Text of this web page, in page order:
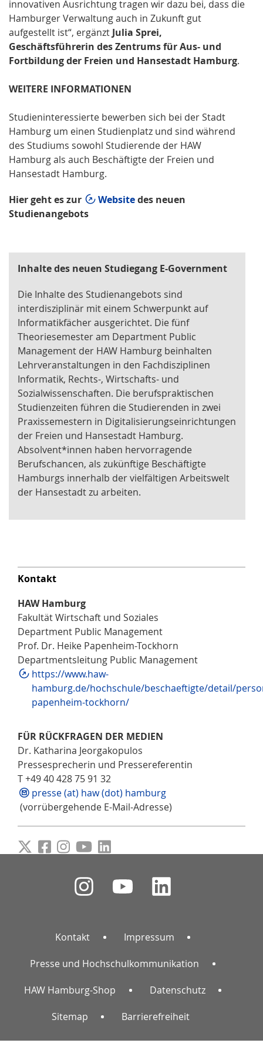
innovativen Ausrichtung tragen wir dazu bei, dass die
Hamburger Verwaltung auch in Zukunft gut
aufgestellt ist“, ergänzt Julia Sprei,
Geschäftsführerin des Zentrums für Aus- und
Fortbildung der Freien und Hansestadt Hamburg.
WEITERE INFORMATIONEN
Studieninteressierte bewerben sich bei der Stadt
Hamburg um einen Studienplatz und sind während
des Studiums sowohl Studierende der HAW
Hamburg als auch Beschäftigte der Freien und
Hansestadt Hamburg.
Hier geht es zur
Websitedes neuen
Studienangebots
Inhalte des neuen Studiegang E-Government
Die Inhalte des Studienangebots sind
interdisziplinär mit einem Schwerpunkt auf
Informatikfächer ausgerichtet. Die fünf
Theoriesemester am Department Public
Management der HAW Hamburg beinhalten
Lehrveranstaltungen in den Fachdisziplinen
Informatik, Rechts-, Wirtschafts- und
Sozialwissenschaften. Die berufspraktischen
Studienzeiten führen die Studierenden in zwei
Praxissemestern in Digitalisierungseinrichtungen
der Freien und Hansestadt Hamburg.
Absolvent*innen haben hervorragende
Berufschancen, als zukünftige Beschäftigte
Hamburgs innerhalb der vielfältigen Arbeitswelt
der Hansestadt zu arbeiten.
Kontakt
HAW Hamburg
Fakultät Wirtschaft und Soziales
Department Public Management
Prof. Dr. Heike Papenheim-Tockhorn
Departmentsleitung Public Management
https://www.haw-
hamburg.de/hochschule/beschaeftigte/detail/
papenheim-tockhorn/
FÜR RÜCKFRAGEN DER MEDIEN
Dr. Katharina Jeorgakopulos
Pressesprecherin und Pressereferentin
T +49 40 428 75 91 32
presse (at) haw (dot) hamburg
(vorrübergehende E-Mail-Adresse)
Kontakt Impressum
Presse und Hochschulkommunikation
HAW Hamburg-Shop Datenschutz
Sitemap Barrierefreiheit